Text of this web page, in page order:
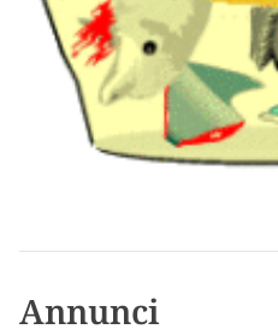
Annunci